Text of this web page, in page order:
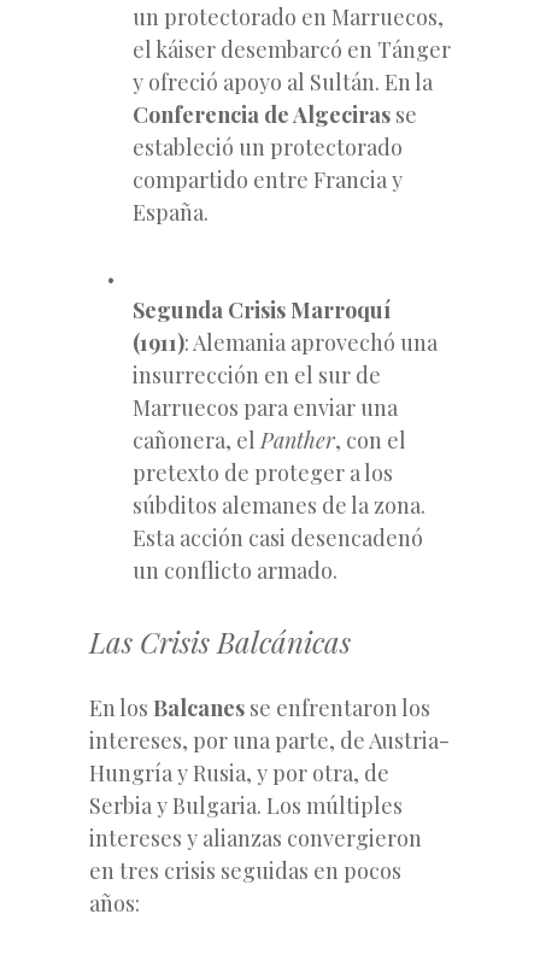
un protectorado en Marruecos,
el káiser desembarcó en Tánger
y ofreció apoyo al Sultán. En la
Conferencia de Algeciras se
estableció un protectorado
compartido entre Francia y
España.
Segunda Crisis Marroquí
(1911): Alemania aprovechó una
insurrección en el sur de
Marruecos para enviar una
cañonera, elPanther, con el
pretexto de proteger a los
súbditos alemanes de la zona.
Esta acción casi desencadenó
un conflicto armado.
Las Crisis Balcánicas
En los Balcanes se enfrentaron los
intereses, por una parte, de Austria-
Hungría y Rusia, y por otra, de
Serbia y Bulgaria. Los múltiples
intereses y alianzas convergieron
en tres crisis seguidas en pocos
años: